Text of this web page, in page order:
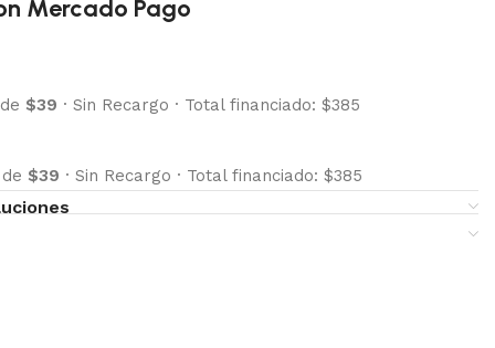
Mercado Pago
$39 · Sin Recargo · Total financiado: $385
$39 · Sin Recargo · Total financiado: $385